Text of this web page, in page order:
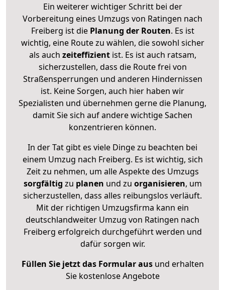
Ein weiterer wichtiger Schritt bei der
Vorbereitung eines Umzugs von Ratingen nach
Freiberg ist diePlanung der Routen. Es ist
wichtig, eine Route zu wählen, die sowohl sicher
als auch zeiteffizientist. Es ist auch ratsam,
sicherzustellen, dass die Route frei von
Straßensperrungen und anderen Hindernissen
ist. Keine Sorgen, auch hier haben wir
Spezialisten und übernehmen gerne die Planung,
damit Sie sich auf andere wichtige Sachen
konzentrieren können.
In der Tat gibt es viele Dinge zu beachten bei
einem Umzug nach Freiberg. Es ist wichtig, sich
Zeit zu nehmen, um alle Aspekte des Umzugs
sorgfältig zu planen und zu organisieren, um
sicherzustellen, dass alles reibungslos verläuft.
Mit der richtigen Umzugsfirma kann ein
deutschlandweiter Umzug von Ratingen nach
Freiberg erfolgreich durchgeführt werden und
dafür sorgen wir.
Füllen Sie jetzt das Formular ausund erhalten
Sie kostenlose Angebote